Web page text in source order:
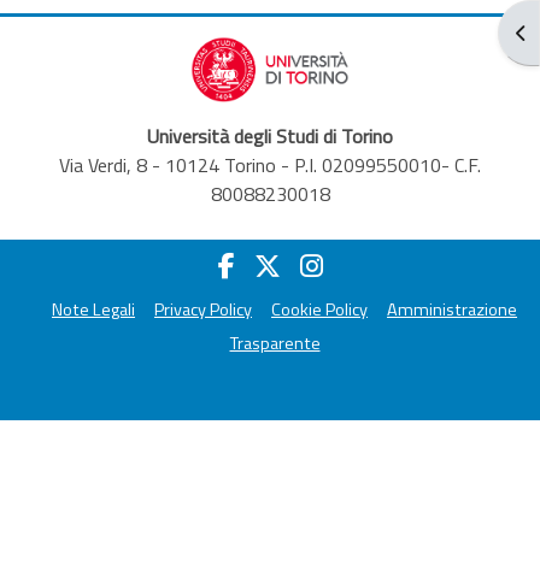
Università degli Studi di Torino
Via Verdi, 8 - 10124 Torino - P.I. 02099550010- C.F.
80088230018
Note Legali Privacy Policy Cookie Policy
Amministrazione
Trasparente